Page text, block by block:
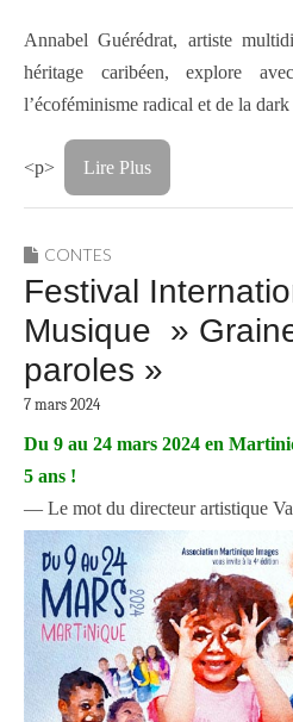
Annabel Guérédrat, artiste
héritage caribéen, explore
l’écoféminisme radical et de la
<p> Lire Plus
CONTES
Festival
Musique »
paroles »
7 mars 2024
Du 9 au 24 mars 2024 en
5 ans !
— Le mot du directeur artistique